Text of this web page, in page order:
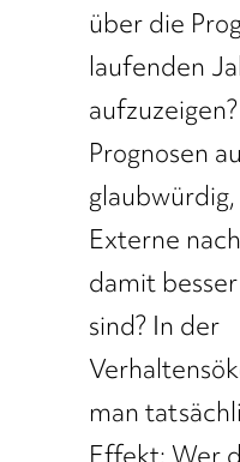
über die
laufenden
Prognosen
Externe
damit
sind? In der
man